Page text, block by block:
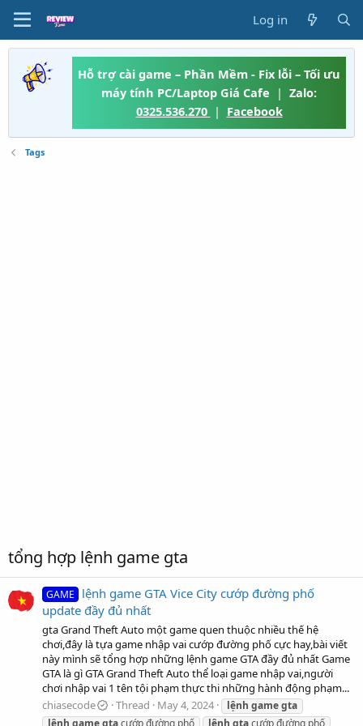
Log in
Hỗ trợ cài game – Phần Mềm - Fix lỗi – Tối ưu
máy tính PC/Laptop Giá Cafe | Zalo:
0325.536.270 | Facebook
Tags
tổng hợp lệnh game gta
GAME
lệnh game GTA Vice City cướp đường phố
update đầy đủ nhất
gta Grand Theft Auto một game quen thuộc nhiều thế hệ
chơi,đây là tựa game nhập vai cướp đường phố cực hay,bài viết
này mình sẽ tổng hợp những lệnh game GTA đầy đủ nhất Game
GTA là gì GTA Grand Theft Auto thể loại game nhập vai,người
chơi nhập vai 1 tên tội phạm thực thi những hành động phạm...
chiasecode
Thread May 4, 2024 lệnh gamegta
lệnh gamegtacướp đường phố lệnh gtacướp đường phố